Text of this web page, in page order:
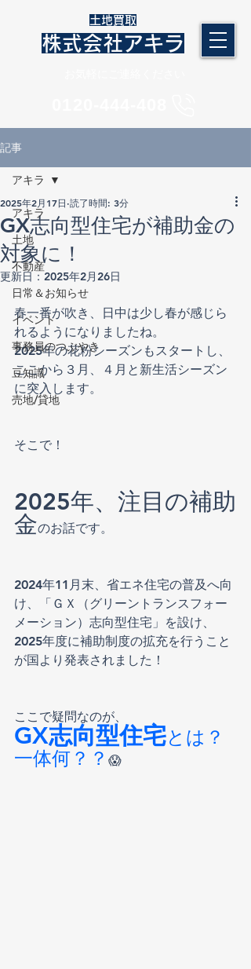
​土地買取
株式会社アキラ
記事
アキラ
土地
不動産
日常＆お知らせ
イベント
事務員のつぶやき
豆知識
売地/貸地
アキラ
GX志向型住宅が補助金の
対象に！
2025年2月17日 読了時間: 3分
更新日：2025年2月26日
春一番が吹き、日中は少し春が感じら
れるようになりましたね。
2025年の花粉シーズンもスタートし、
ここから３月、４月と新生活シーズン
に突入します。
そこで！
2025年、注目の補助
金のお話です。
2024年11月末、省エネ住宅の普及へ向
け、「ＧＸ（グリーントランスフォー
メーション）志向型住宅」を設け、
2025年度に補助制度の拡充を行うこと
が国より発表されました！
ここで疑問なのが、
GX志向型住宅とは？
一体何？？ 😱